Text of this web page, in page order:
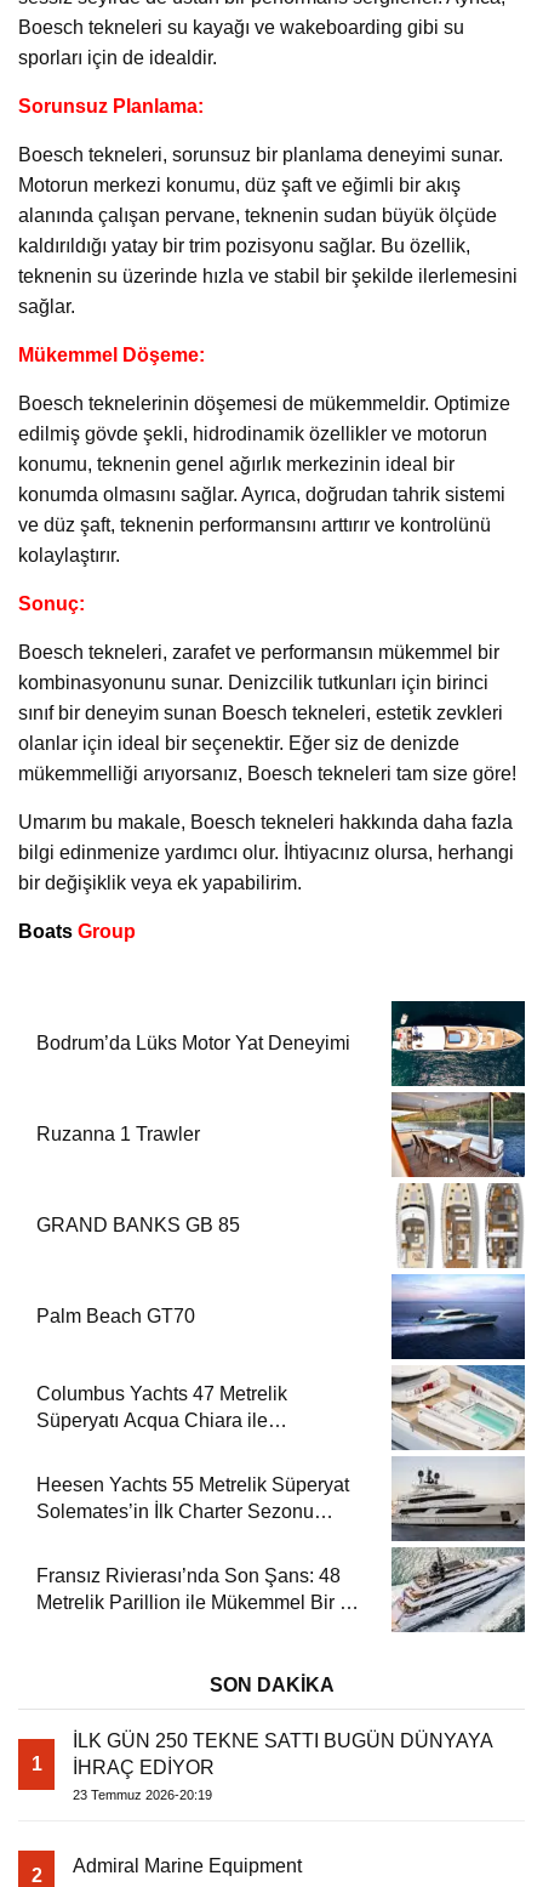
Boesch tekneleri su kayağı ve wakeboarding gibi su
sporları için de idealdir.
Sorunsuz Planlama:
Boesch tekneleri, sorunsuz bir planlama deneyimi sunar.
Motorun merkezi konumu, düz şaft ve eğimli bir akış
alanında çalışan pervane, teknenin sudan büyük ölçüde
kaldırıldığı yatay bir trim pozisyonu sağlar. Bu özellik,
teknenin su üzerinde hızla ve stabil bir şekilde ilerlemesini
sağlar.
Mükemmel Döşeme:
Boesch teknelerinin döşemesi de mükemmeldir. Optimize
edilmiş gövde şekli, hidrodinamik özellikler ve motorun
konumu, teknenin genel ağırlık merkezinin ideal bir
konumda olmasını sağlar. Ayrıca, doğrudan tahrik sistemi
ve düz şaft, teknenin performansını arttırır ve kontrolünü
kolaylaştırır.
Sonuç:
Boesch tekneleri, zarafet ve performansın mükemmel bir
kombinasyonunu sunar. Denizcilik tutkunları için birinci
sınıf bir deneyim sunan Boesch tekneleri, estetik zevkleri
olanlar için ideal bir seçenektir. Eğer siz de denizde
mükemmelliği arıyorsanız, Boesch tekneleri tam size göre!
Umarım bu makale, Boesch tekneleri hakkında daha fazla
bilgi edinmenize yardımcı olur. İhtiyacınız olursa, herhangi
bir değişiklik veya ek yapabilirim.
Boats Group
Bodrum’da Lüks Motor Yat Deneyimi
Ruzanna 1 Trawler
GRAND BANKS GB 85
Palm Beach GT70
Columbus Yachts 47 Metrelik
Süperyatı Acqua Chiara ile
Heesen Yachts 55 Metrelik Süperyat
Solemates’in İlk Charter Sezonu
Fransız Rivierası’nda Son Şans: 48
Metrelik Parillion ile Mükemmel Bir Yat
SON DAKİKA
1
İLK GÜN 250 TEKNE SATTI BUGÜN DÜNYAYA
İHRAÇ EDİYOR
23 Temmuz 2026-20:19
2 Admiral Marine Equipment